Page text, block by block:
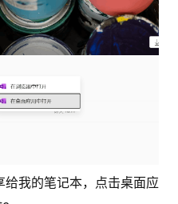
我的笔记本，点击桌面应